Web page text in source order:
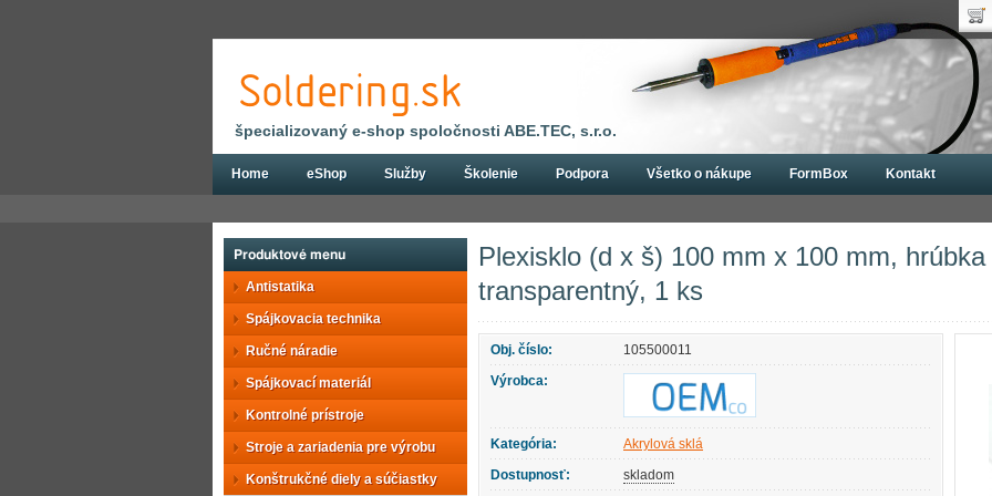
Plexisklo (d x š) 100 mm x 100 mm, hrúbka materiálu 3 mm,
Plexisklo (d x š) 100 mm x 100 mm,
transparentný, 1 ks
Obj. číslo:
105500011
Výrobca:
Kategória:
Akrylová sklá
Dostupnosť:
skladom
Produktové menu
Antistatika
Spájkovacia technika
Ručné náradie
Spájkovací materiál
Kontrolné prístroje
Stroje a zariadenia pre výrobu
Konštrukčné diely a súčiastky
špecializovaný e-shop spoločnosti ABE.TEC, s.r.o.
Home eShop Služby Školenie Podpora Všetko o nákupe FormBox Kontakt